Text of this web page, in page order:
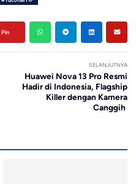
Pin
SELANJUTNYA
Huawei Nova 13 Pro Resmi
Hadir di Indonesia, Flagship
Killer dengan Kamera
Canggih